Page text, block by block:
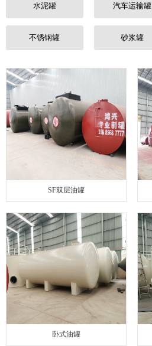
水泥罐 汽车运输罐
不锈钢罐 砂浆罐
SF双层油罐
卧式油罐
人才招聘
联系我们